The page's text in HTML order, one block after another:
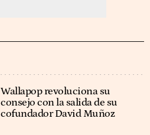
Wallapop revoluciona su
consejo con la salida de su
cofundador David Muñoz